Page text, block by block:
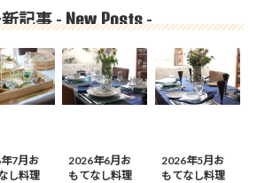
内
記事 -New Posts-
7月お
し料理
2026年6月お
もてなし料理
2026年5月お
もてなし料理